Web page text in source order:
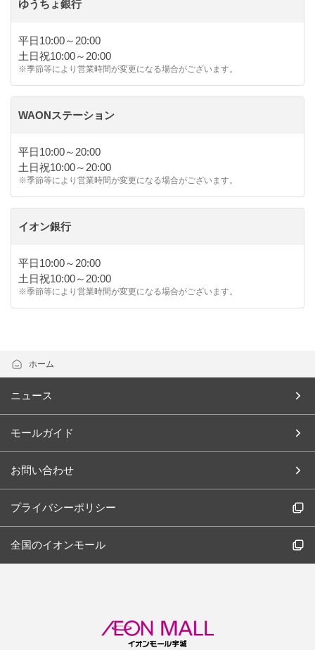
ゆうちょ銀行
平日10:00～20:00
土日祝10:00～20:00
※季節等により営業時間が変更になる場合がございます。
WAONステーション
平日10:00～20:00
土日祝10:00～20:00
※季節等により営業時間が変更になる場合がございます。
イオン銀行
平日10:00～20:00
土日祝10:00～20:00
※季節等により営業時間が変更になる場合がございます。
ホーム
ニュース
モールガイド
お問い合わせ
プライバシーポリシー
全国のイオンモール